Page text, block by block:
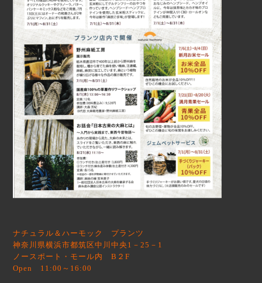
ナチュラル＆ハーモック プランツ
神奈川県横浜市都筑区中川中央1－25－1
ノースポート・モール内 B２F
Open 11:00～16:00